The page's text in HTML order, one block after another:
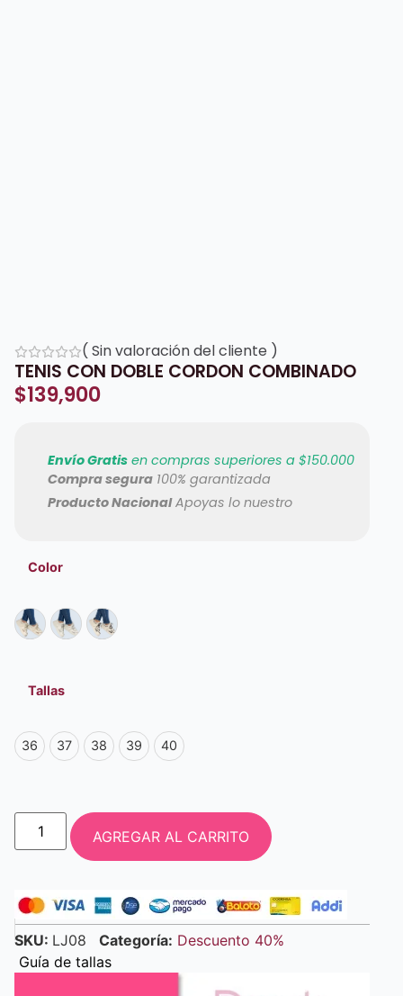
( Sin valoración del cliente )
TENIS CON DOBLE CORDON COMBINADO
$139,900
Envío Gratis en compras superiores a $150.000
Compra segura 100% garantizada
Producto NacionalApoyas lo nuestro
Color
Tallas
36 37 38 39 40
AGREGAR AL CARRITO
SKU: LJ08 Categoría: Descuento 40%
Guía de tallas